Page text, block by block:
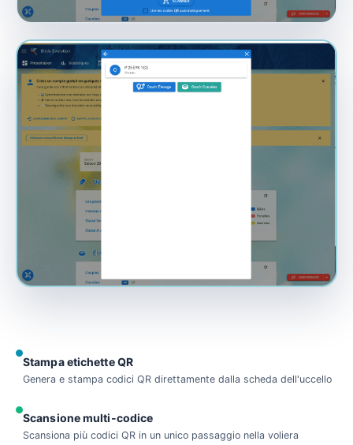
Stampa etichette QR
Genera e stampa codici QR direttamente dalla scheda dell'uccello
Scansione multi-codice
Scansiona più codici QR in un unico passaggio nella voliera